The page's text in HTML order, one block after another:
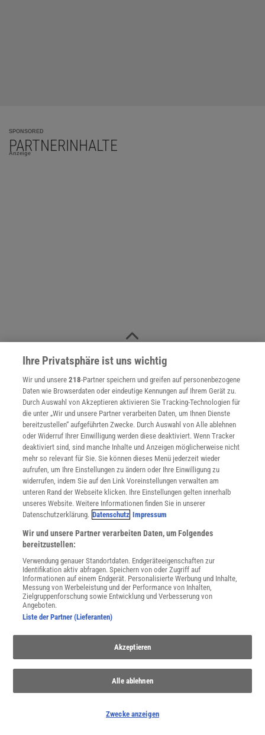
SPONSORED
PARTNERINHALTE
Anzeige
Für Sie im Spektrum-Shop und am Kiosk:
WEITERE NEUERSCHEINUNGEN SPEKTRUM SHOP
Spektrum.de-Newsletter abonnieren
JETZT ANMELDEN!
Sie können unsere Newsletter jederzeit wieder abbestellen. Infos zu unserem Umgang
mit Ihren personenbezogenen Daten finden Sie in unsererDatenschutzerklärung
Newsletter
Kontakt
Ihre Privatsphäre ist uns wichtig
Wir und unsere218-Partner speichern und greifen auf personenbezogene
Daten wie Browserdaten oder eindeutige Kennungen auf Ihrem Gerät zu.
Durch Auswahl von Akzeptieren aktivieren Sie Tracking-Technologien für
die unter „Wir und unsere Partner verarbeiten Daten, um Ihnen Dienste
bereitzustellen“ aufgeführten Zwecke. Durch Auswahl von Alle ablehnen
oder Widerruf Ihrer Einwilligung werden diese deaktiviert. Wenn Tracker
deaktiviert sind, sind manche Inhalte und Anzeigen möglicherweise nicht
mehr so relevant für Sie. Sie können dieses Menü jederzeit wieder
aufrufen, um Ihre Einstellungen zu ändern oder Ihre Einwilligung zu
widerrufen, indem Sie auf den Link Voreinstellungen verwalten am
unteren Rand der Webseite klicken. Ihre Einstellungen gelten innerhalb
unseres Website. Weitere Informationen finden Sie in unserer
Datenschutzerklärung. Datenschutz Impressum
Wir und unsere Partner verarbeiten Daten, um Folgendes
bereitzustellen:
Verwendung genauer Standortdaten. Endgeräteeigenschaften zur
Identifikation aktiv abfragen. Speichern von oder Zugriff auf
Informationen auf einem Endgerät. Personalisierte Werbung und Inhalte,
Messung von Werbeleistung und der Performance von Inhalten,
Zielgruppenforschung sowie Entwicklung und Verbesserung von
Angeboten.
Liste der Partner (Lieferanten)
Akzeptieren
Alle ablehnen
Zwecke anzeigen